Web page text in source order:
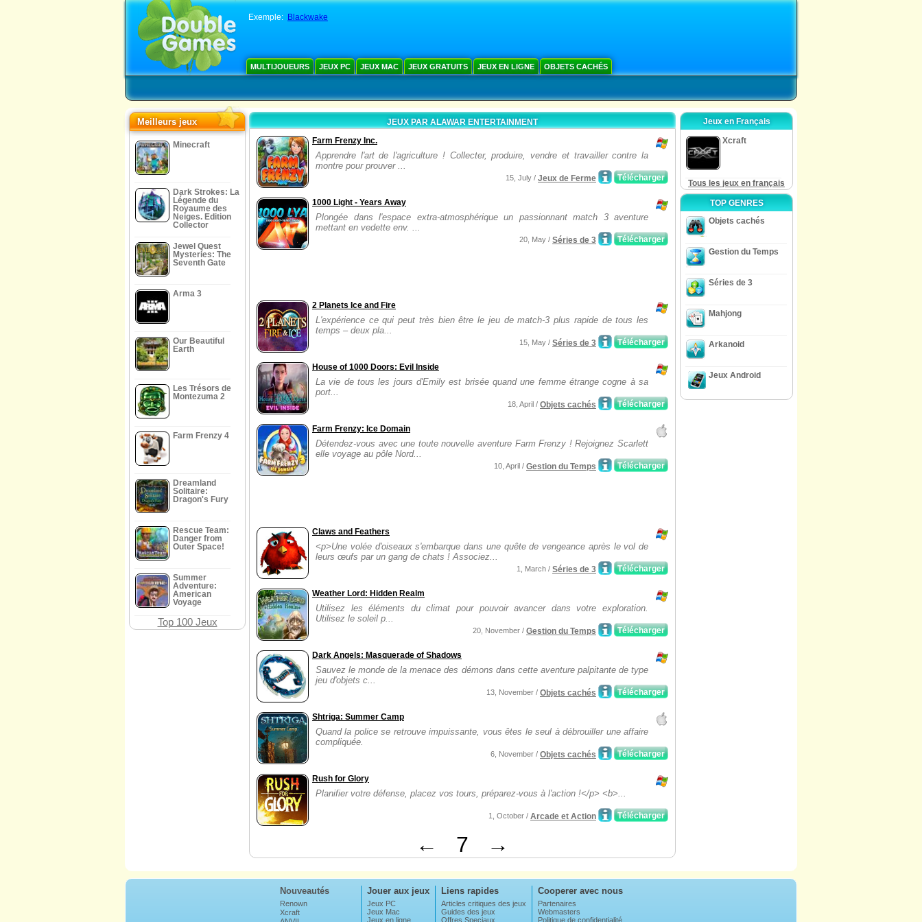
Exemple: Blackwake
MULTIJOUEURS JEUX PC JEUX MAC JEUX GRATUITS JEUX EN LIGNE OBJETS CACHÉS
Meilleurs jeux
Minecraft
Dark Strokes: La
Légende du
Royaume des
Neiges. Edition
Collector
Jewel Quest
Mysteries: The
Seventh Gate
Arma 3
Our Beautiful
Earth
Les Trésors de
Montezuma 2
Farm Frenzy 4
Dreamland
Solitaire:
Dragon's Fury
Rescue Team:
Danger from
Outer Space!
Summer
Adventure:
American
Voyage
Top 100 Jeux
JEUX PAR ALAWAR ENTERTAINMENT
Farm Frenzy Inc.
Apprendre l'art de l'agriculture ! Collecter, produire, vendre et travailler contre la
montre pour prouver ...
Télécharger
15, July / Jeux de Ferme
1000 Light - Years Away
Plongée dans l'espace extra-atmosphérique un passionnant match 3 aventure
mettant en vedette env. ...
Télécharger
20, May / Séries de 3
2 Planets Ice and Fire
L'expérience ce qui peut très bien être le jeu de match-3 plus rapide de tous les
temps – deux pla...
Télécharger
15, May / Séries de 3
House of 1000 Doors: Evil Inside
La vie de tous les jours d'Emily est brisée quand une femme étrange cogne à sa
port...
Télécharger
18, April / Objets cachés
Farm Frenzy: Ice Domain
Détendez-vous avec une toute nouvelle aventure Farm Frenzy ! Rejoignez Scarlett
elle voyage au pôle Nord...
Télécharger
10, April / Gestion du Temps
Claws and Feathers
<p>Une volée d'oiseaux s'embarque dans une quête de vengeance après le vol de
leurs œufs par un gang de chats ! Associez...
Télécharger
1, March / Séries de 3
Weather Lord: Hidden Realm
Utilisez les éléments du climat pour pouvoir avancer dans votre exploration.
Utilisez le soleil p...
Télécharger
20, November / Gestion du Temps
Dark Angels: Masquerade of Shadows
Sauvez le monde de la menace des démons dans cette aventure palpitante de type
jeu d'objets c...
Télécharger
13, November / Objets cachés
Shtriga: Summer Camp
Quand la police se retrouve impuissante, vous êtes le seul à débrouiller une affaire
compliquée.
Télécharger
6, November / Objets cachés
Rush for Glory
Planifier votre défense, placez vos tours, préparez-vous à l'action !</p> <b>...
Télécharger
1, October / Arcade et Action
← 7 →
Jeux en Français
Xcraft
Tous les jeux en français
TOP GENRES
Objets cachés
Gestion du Temps
Séries de 3
Mahjong
Arkanoid
Jeux Android
Nouveautés
Renown
Xcraft
Jouer aux jeux
Jeux PC
Jeux Mac
Jeux en ligne
Liens rapides
Articles critiques des jeux
Guides des jeux
Offres Speciaux
Cooperer avec nous
Partenaires
Webmasters
Politique de confidentialité